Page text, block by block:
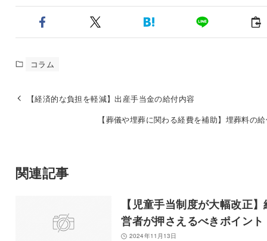
コラム
【経済的な負担を軽減】出産手当金の給付内容
【葬儀や埋葬に関わる経費を補助】埋葬料の
関連記事
【児童手当制度が大幅改正】
営者が押さえるべきポイント
2024年11月13日